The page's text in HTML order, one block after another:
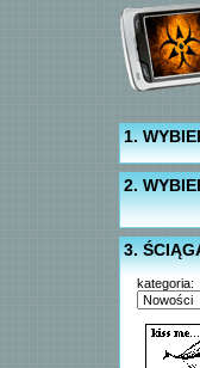
1.
2.
3.
kategoria: